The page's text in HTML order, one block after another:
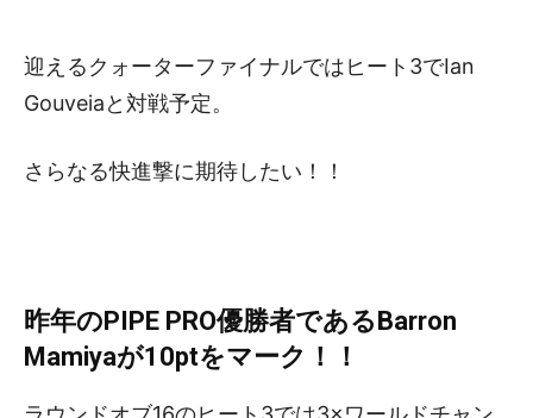
迎えるクォーターファイナルではヒート3でIan
Gouveiaと対戦予定。
さらなる快進撃に期待したい！！
昨年のPIPE PRO優勝者であるBarron
Mamiyaが10ptをマーク！！